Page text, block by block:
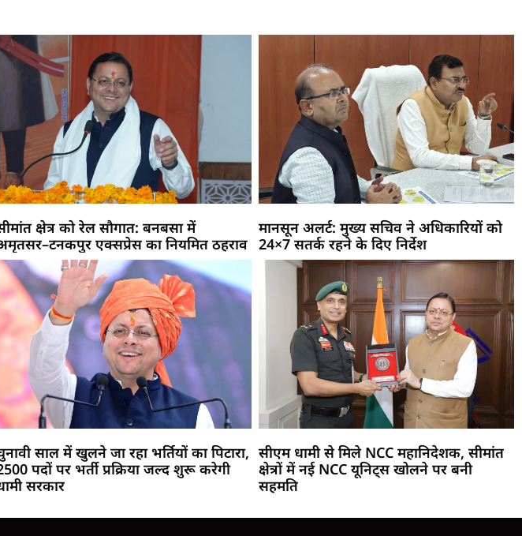
क्षेत्र को रेल सौगात: बनबसा में
एक्सप्रेस का नियमित ठहराव
मानसून अलर्ट: मुख्य सचिव ने अधिकारियों को
24×7 सतर्क रहने के दिए निर्देश
साल में खुलने जा रहा भर्तियों का पिटारा,
पदों पर भर्ती प्रक्रिया जल्द शुरू करेगी
सरकार
सीएम धामी से मिले NCC महानिदेशक, सीमांत
क्षेत्रों में नई NCC यूनिट्स खोलने पर बनी
सहमति